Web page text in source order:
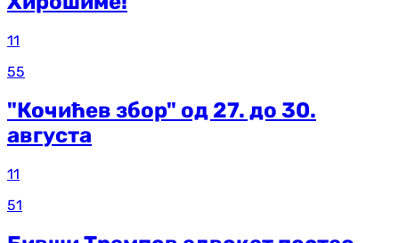
11
55
"Кочићев збор" од 27. до 30.
августа
11
51